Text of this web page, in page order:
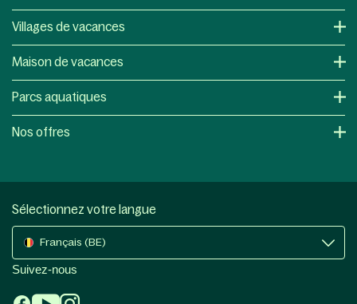
Villages de vacances
Maison de vacances
Parcs aquatiques
Nos offres
Sélectionnez votre langue
Français (BE)
Suivez-nous